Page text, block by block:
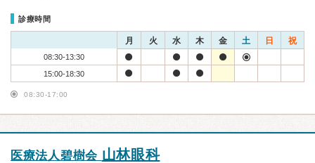
診療時間
月 火 水 木 金 土 日 祝
08:30-13:30
15:00-18:30
08:30-17:00
医療法人碧樹会 山林眼科